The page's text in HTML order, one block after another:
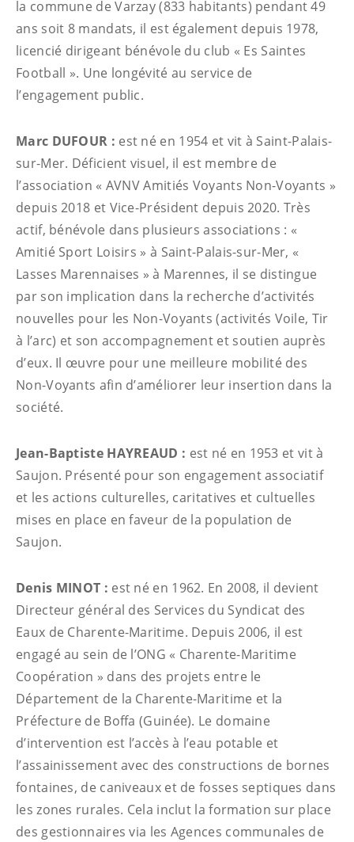
la commune de Varzay (833 habitants) pendant 49
ans soit 8 mandats, il est également depuis 1978,
licencié dirigeant bénévole du club « Es Saintes
Football ». Une longévité au service de
l’engagement public.
Marc DUFOUR : est né en 1954 et vit à Saint-Palais-
sur-Mer. Déficient visuel, il est membre de
l’association « AVNV Amitiés Voyants Non-Voyants »
depuis 2018 et Vice-Président depuis 2020. Très
actif, bénévole dans plusieurs associations : «
Amitié Sport Loisirs » à Saint-Palais-sur-Mer, «
Lasses Marennaises » à Marennes, il se distingue
par son implication dans la recherche d’activités
nouvelles pour les Non-Voyants (activités Voile, Tir
à l’arc) et son accompagnement et soutien auprès
d’eux. Il œuvre pour une meilleure mobilité des
Non-Voyants afin d’améliorer leur insertion dans la
société.
Jean-Baptiste HAYREAUD : est né en 1953 et vit à
Saujon. Présenté pour son engagement associatif
et les actions culturelles, caritatives et cultuelles
mises en place en faveur de la population de
Saujon.
Denis MINOT : est né en 1962. En 2008, il devient
Directeur général des Services du Syndicat des
Eaux de Charente-Maritime. Depuis 2006, il est
engagé au sein de l’ONG « Charente-Maritime
Coopération » dans des projets entre le
Département de la Charente-Maritime et la
Préfecture de Boffa (Guinée). Le domaine
d’intervention est l’accès à l’eau potable et
l’assainissement avec des constructions de bornes
fontaines, de caniveaux et de fosses septiques dans
les zones rurales. Cela inclut la formation sur place
des gestionnaires via les Agences communales de